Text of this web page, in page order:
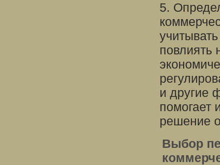
5.
повлиять
и другие
помогает
решение
Выбор